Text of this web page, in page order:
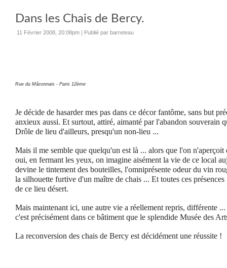
Dans les Chais de Bercy.
11 Février 2008, 20:08pm | Publié par barreteau
Rue du Mâconnais - Paris 12ème
Je décide de hasarder mes pas dans ce décor fantôme, sans but
anxieux aussi. Et surtout, attiré, aimanté par l'abandon souverain
Drôle de lieu d'ailleurs, presqu'un non-lieu ...
Mais il me semble que quelqu'un est là ... alors que l'on
oui, en fermant les yeux, on imagine aisément la vie de ce local
devine le tintement des bouteilles, l'omniprésente odeur du vin
la silhouette furtive d'un maître de chais ... Et toutes ces
de ce lieu désert.
Mais maintenant ici, une autre vie a réellement repris, différente
c'est précisément dans ce bâtiment que le splendide Musée des
La reconversion des chais de Bercy est décidément une réussite !